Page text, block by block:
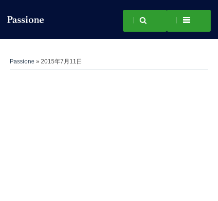
Passione » 2015年7月11日